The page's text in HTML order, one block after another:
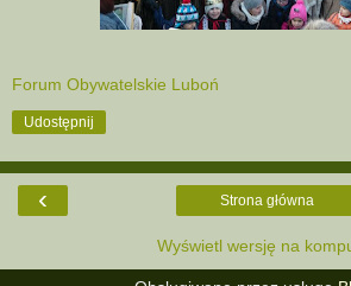
Forum Obywatelskie Luboń
Udostępnij
‹ Strona główna
Wyświetl wersję na